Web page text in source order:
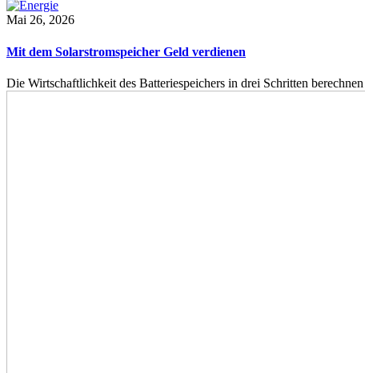
Mai 26, 2026
Mit dem Solarstromspeicher Geld verdienen
Die Wirtschaftlichkeit des Batteriespeichers in drei Schritten